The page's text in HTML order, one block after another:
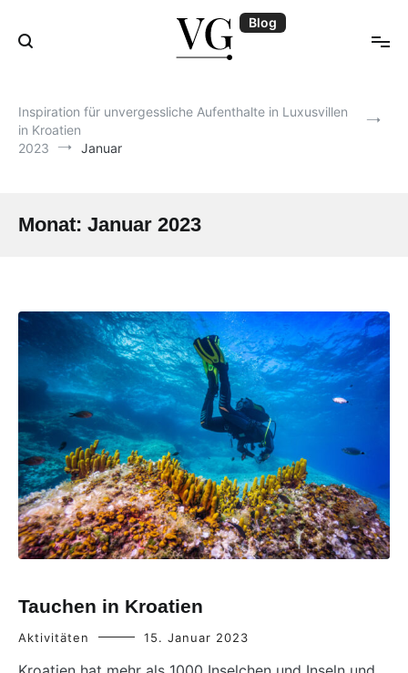
springen
Blog
Inspiration für unvergessliche Aufenthalte in Luxusvillen
in Kroatien
2023
Januar
Monat: Januar 2023
Tauchen in Kroatien
Aktivitäten 15. Januar 2023